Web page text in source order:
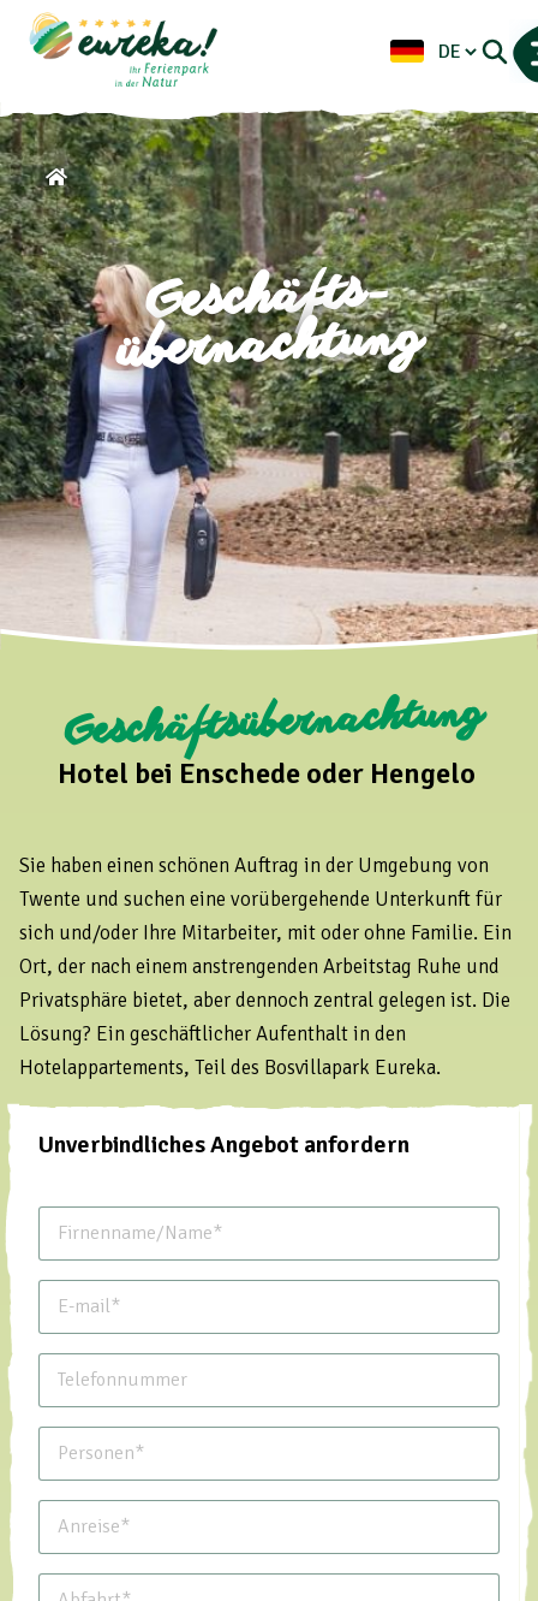
Geschäfts-
übernachtung
Geschäftsübernachtung
Hotel bei Enschede oder Hengelo
Sie haben einen schönen Auftrag in der Umgebung von
Twente und suchen eine vorübergehende Unterkunft für
sich und/oder Ihre Mitarbeiter, mit oder ohne Familie. Ein
Ort, der nach einem anstrengenden Arbeitstag Ruhe und
Privatsphäre bietet, aber dennoch zentral gelegen ist. Die
Lösung? Ein geschäftlicher Aufenthalt in den
Hotelappartements, Teil des Bosvillapark Eureka.
Unverbindliches Angebot anfordern